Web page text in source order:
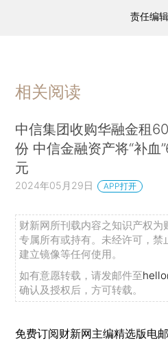
责任编
相关阅读
中信集团收购华融金租
份 中信金融资产将“补血
元
2024年05月29日 APP打开
财新网所刊载内容之知识产权为
专属所有或持有。未经许可，禁
建立镜像等任何使用。
如有意愿转载，请发邮件至
确认及授权后，方可转载。
免费订阅财新网主编精选版电邮